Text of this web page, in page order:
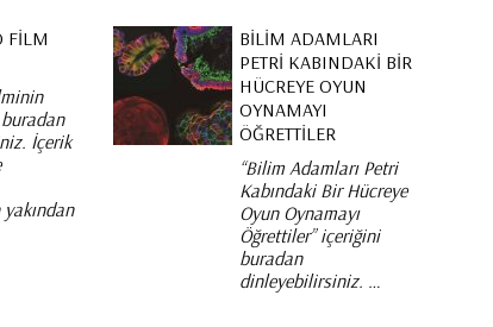
FILM
İçerik
BILIM ADAMLARI
PETRI KABINDAKI BIR
HÜCREYE OYUN
OYNAMAYI
ÖĞRETTILER
“Bilim Adamları Petri
Kabındaki Bir Hücreye
Oyun Oynamayı
Öğrettiler” içeriğini
buradan
dinleyebilirsiniz. …